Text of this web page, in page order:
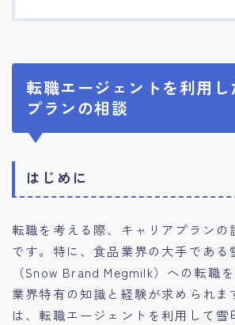
10.エージェント利用時の注意点
11.転職相談で分かる自分の強み
12.異業種への転職成功手法
14.エージェント利用者の成功事例集
転職エージェントを利用し
プランの相談
はじめに
転職を考える際、キャリアプランの
です。特に、食品業界の大手である
（Snow Brand Megmilk）への転職
業界特有の知識と経験が求められま
は、転職エージェントを利用して雪